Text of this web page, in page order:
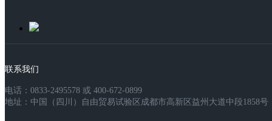
联系我们
电话：0833-2495578 或 400-672-0899
地址：中国（四川）自由贸易试验区成都市高新区益州大道中段1858号